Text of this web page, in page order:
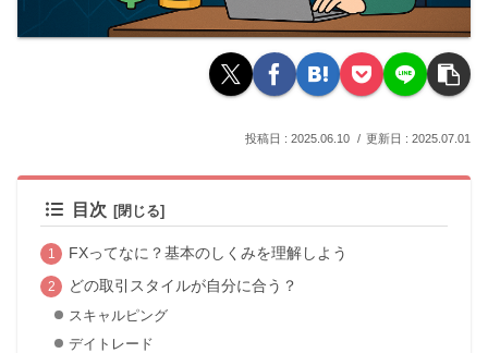
2025.06.10 2025.07.01
目次
FXってなに？基本のしくみを理解しよう
どの取引スタイルが自分に合う？
スキャルピング
デイトレード